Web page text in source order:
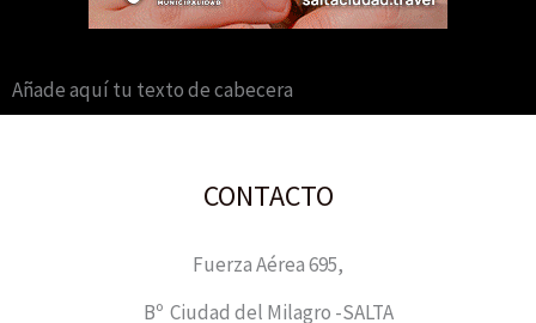
Añade aquí tu texto de cabecera
CONTACTO
Fuerza Aérea 695,
Bº Ciudad del Milagro -SALTA